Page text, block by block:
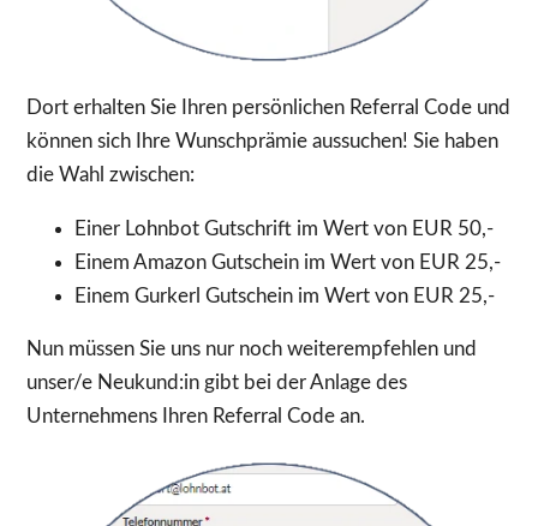
Dort erhalten Sie Ihren persönlichen Referral Code und
können sich Ihre Wunschprämie aussuchen! Sie haben
die Wahl zwischen:
Einer Lohnbot Gutschrift im Wert von EUR 50,-
Einem Amazon Gutschein im Wert von EUR 25,-
Einem Gurkerl Gutschein im Wert von EUR 25,-
Nun müssen Sie uns nur noch weiterempfehlen und
unser/e Neukund:in gibt bei der Anlage des
Unternehmens Ihren Referral Code an.